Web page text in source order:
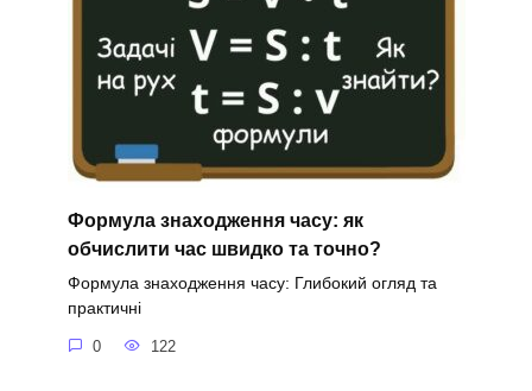
Формула знаходження часу: як
обчислити час швидко та точно?
Формула знаходження часу: Глибокий огляд та
практичні
0 122